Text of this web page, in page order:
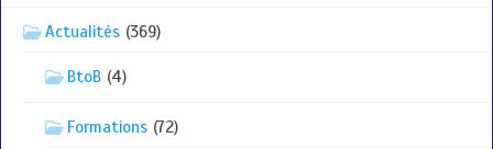
Actualités (369)
BtoB (4)
Formations (72)